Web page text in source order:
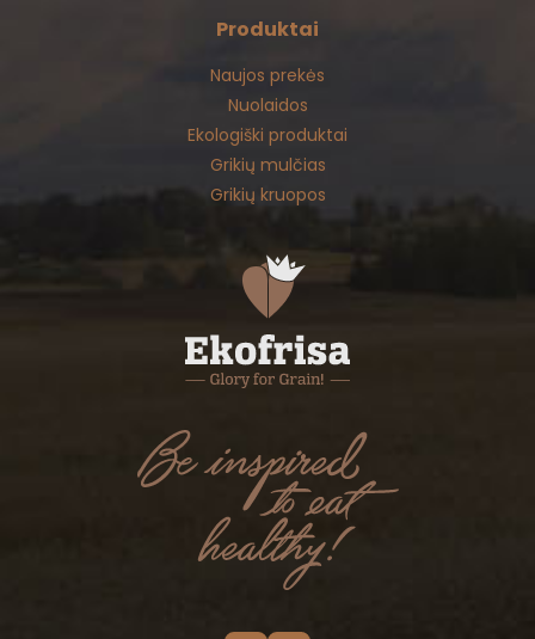
Produktai
Naujos prekės
Nuolaidos
Ekologiški produktai
Grikių mulčias
Grikių kruopos